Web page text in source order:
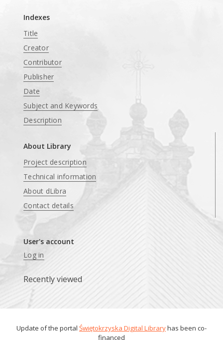
Indexes
Title
Creator
Contributor
Publisher
Date
Subject and Keywords
Description
About Library
Project description
Technical information
About dLibra
Contact details
User's account
Log in
Recently viewed
Update of the portal Świętokrzyska Digital Libraryhas been co-
financed